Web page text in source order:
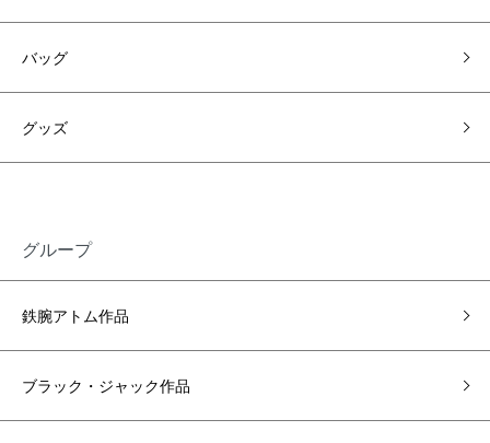
バッグ
グッズ
グループ
鉄腕アトム作品
ブラック・ジャック作品